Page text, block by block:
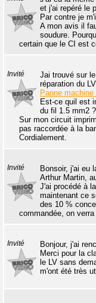
et j'ai repéré le
Par contre je
A mon avis il
soudure.
certain que le CI est
Invité
Jai trouvé sur
réparation du
Panne
Est-ce quil
du fil 1.5 mm2 ?
Sur mon circuit
pas raccordée à la
Cordialement.
Invité
Bonsoir, j'ai eu
Arthur Martin,
J'ai procédé à
maintenant ce
des 10 %
commandée, on verra
Invité
Bonjour, j'ai
Merci pour la
le LV sans
m'ont été très